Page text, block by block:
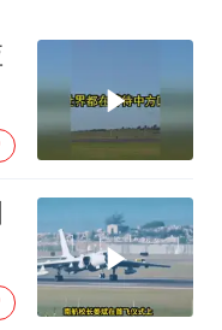
停课
身 共筑健康中国